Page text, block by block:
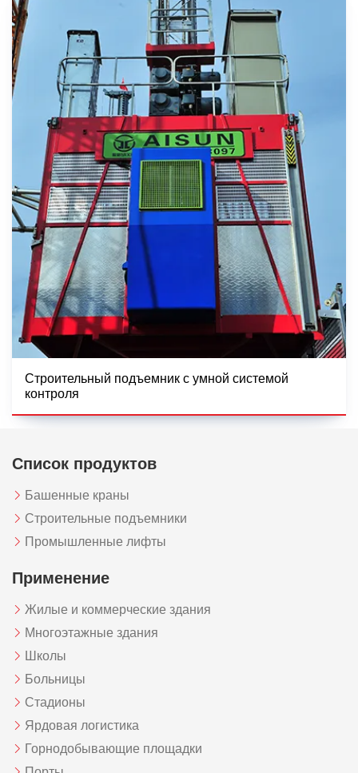
Строительный подъемник с умной системой
контроля
Список продуктов
Башенные краны
Строительные подъемники
Промышленные лифты
Применение
Жилые и коммерческие здания
Многоэтажные здания
Школы
Больницы
Стадионы
Ярдовая логистика
Горнодобывающие площадки